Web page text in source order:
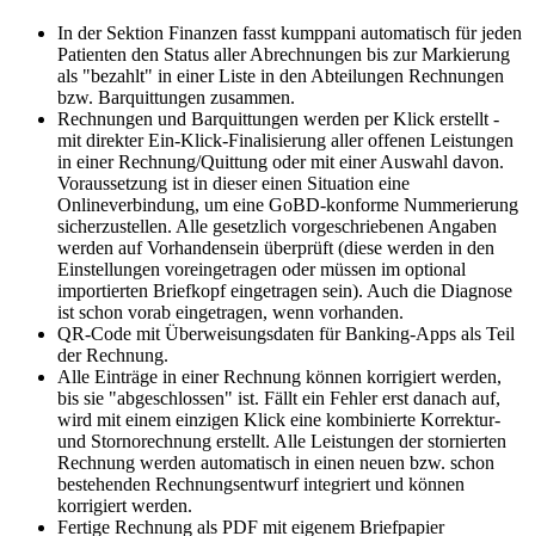
In der Sektion Finanzen fasst kumppani automatisch für jeden
Patienten den Status aller Abrechnungen bis zur Markierung
als "bezahlt" in einer Liste in den Abteilungen Rechnungen
bzw. Barquittungen zusammen.
Rechnungen und Barquittungen werden per Klick erstellt -
mit direkter Ein-Klick-Finalisierung aller offenen Leistungen
in einer Rechnung/Quittung oder mit einer Auswahl davon.
Voraussetzung ist in dieser einen Situation eine
Onlineverbindung, um eine GoBD-konforme Nummerierung
sicherzustellen. Alle gesetzlich vorgeschriebenen Angaben
werden auf Vorhandensein überprüft (diese werden in den
Einstellungen voreingetragen oder müssen im optional
importierten Briefkopf eingetragen sein). Auch die Diagnose
ist schon vorab eingetragen, wenn vorhanden.
QR-Code mit Überweisungsdaten für Banking-Apps als Teil
der Rechnung.
Alle Einträge in einer Rechnung können korrigiert werden,
bis sie "abgeschlossen" ist. Fällt ein Fehler erst danach auf,
wird mit einem einzigen Klick eine kombinierte Korrektur-
und Stornorechnung erstellt. Alle Leistungen der stornierten
Rechnung werden automatisch in einen neuen bzw. schon
bestehenden Rechnungsentwurf integriert und können
korrigiert werden.
Fertige Rechnung als PDF mit eigenem Briefpapier